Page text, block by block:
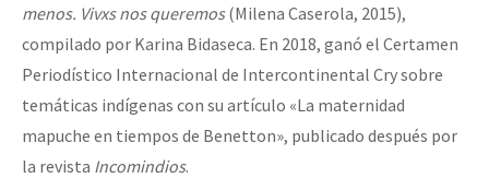
menos. Vivxs nos queremos(Milena Caserola, 2015),
compilado por Karina Bidaseca. En 2018, ganó el Certamen
Periodístico Internacional de Intercontinental Cry sobre
temáticas indígenas con su artículo «La maternidad
mapuche en tiempos de Benetton», publicado después por
la revista Incomindios.